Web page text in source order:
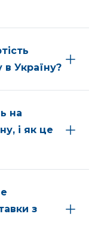
в Україну?
на
і як це
з